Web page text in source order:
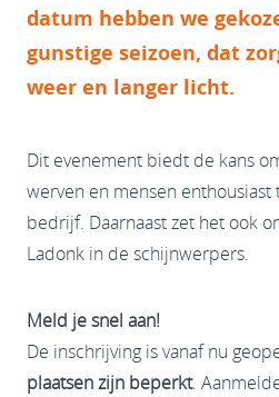
datum hebben we
gunstige seizoen, dat
weer en langer licht.
Dit evenement biedt de kans
werven en mensen
bedrijf. Daarnaast zet het ook
Ladonk in de schijnwerpers.
Meld je snel aan!
De inschrijving is vanaf nu
plaatsen zijn beperkt.